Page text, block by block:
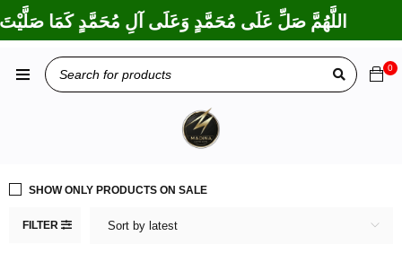
اللَّهُمَّ صَلِّ عَلَى مُحَمَّدٍ وَعَلَى آلِ مُحَمَّدٍ كَمَا صَلَّيْتَ
0
FILTER Sort by latest
SHOW ONLY PRODUCTS ON SALE